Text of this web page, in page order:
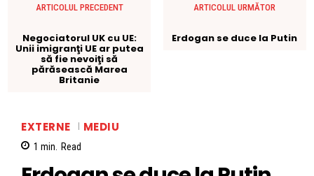
ARTICOLUL PRECEDENT
Negociatorul UK cu UE:
Unii imigranţi UE ar putea
să fie nevoiţi să
părăsească Marea
Britanie
ARTICOLUL URMĂTOR
Erdogan se duce la Putin